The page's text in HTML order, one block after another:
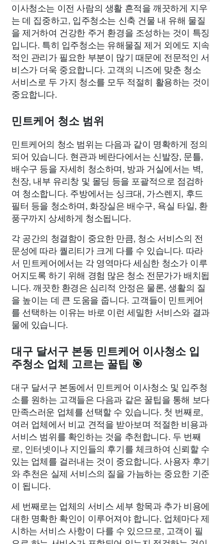
이사청소는 이전 사람의 생활 흔적을 깨끗하게 지우
는 데 집중하고, 입주청소는 신축 건물 내 유해 물질
을 제거하여 건강한 주거 환경을 조성하는 것이 특징
입니다. 특히 입주청소는 유해물질 제거 외에도 지속
적인 관리가 필요한 부분이 많기 때문에 전문적인 서
비스가 더욱 중요합니다. 고객의 니즈에 맞춘 청소
서비스로 두 가지 청소를 모두 적절히 활용하는 것이
중요합니다.
민트케어 청소 범위
민트케어의 청소 범위는 다음과 같이 명확하게 정의
되어 있습니다. 현관과 베란다에서는 신발장, 문틀,
배수구 등을 자세히 청소하며, 방과 거실에서는 벽,
천장, 내부 유리창 및 몰딩 등을 포괄적으로 점검하
여 청소합니다. 주방에서는 싱크대, 가스렌지, 후드
필터 등을 청소하며, 화장실은 배수구, 욕실 타일, 환
풍구까지 상세하게 청소됩니다.
각 공간의 청결함이 중요한 만큼, 청소 서비스의 전
문성에 따라 퀄리티가 크게 다를 수 있습니다. 따라
서 민트케어에서는 각 영역마다 세심한 청소가 이루
어지도록 하기 위해 경험 많은 청소 전문가가 배치됩
니다. 깨끗한 환경은 심리적 안정은 물론, 생활의 질
을 높이는 데 큰 도움을 줍니다. 고객들이 민트케어
를 선택하는 이유는 바로 이런 세밀한 서비스와 결과
물에 있습니다.
대구 달서구 본동 민트케어 이사청소 입
주청소 업체 고르는 꿀팁 🎯
대구 달서구 본동에서 민트케어 이사청소 및 입주청
소를 원하는 고객들은 다음과 같은 꿀팁을 통해 보다
만족스러운 업체를 선택할 수 있습니다. 첫 번째로,
여러 업체에서 비교 견적을 받아보며 적절한 비용과
서비스 범위를 확인하는 것을 추천합니다. 두 번째
로, 인터넷이나 지인들의 후기를 체크하여 신뢰할 수
있는 업체를 걸러내는 것이 중요합니다. 사용자 후기
와 추천은 실제 서비스의 질을 가늠하는 중요한 기준
이 됩니다.
세 번째로는 업체의 서비스 세부 항목과 추가 비용에
대한 명확한 확인이 이루어져야 합니다. 업체마다 제
시하는 서비스 사항이 다를 수 있으므로, 고객이 필